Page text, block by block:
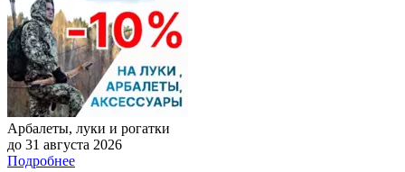
Арбалеты, луки и рогатки
до 31 августа 2026
Подробнее